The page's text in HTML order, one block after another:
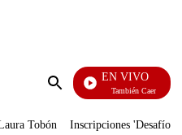
Enviar
EN VIVO
También Caerás
Tobón Inscripciones 'Desafío'